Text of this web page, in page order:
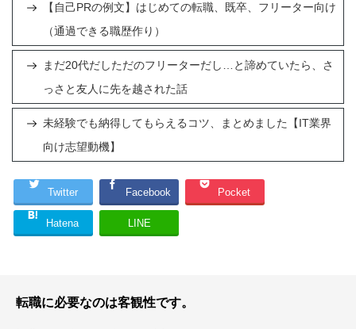
【自己PRの例文】はじめての転職、既卒、フリーター向け
（通過できる職歴作り）
まだ20代だしただのフリーターだし…と諦めていたら、さ
っさと友人に先を越された話
未経験でも納得してもらえるコツ、まとめました【IT業界
向け志望動機】
Twitter Facebook Pocket
Hatena LINE
転職に必要なのは客観性です。